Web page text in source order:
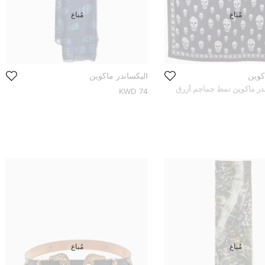
ماكوين نمط جماجم أزرق
مُباع
أليكساندر ماكوين
74 KWD
مُباع
مُباع مُباع